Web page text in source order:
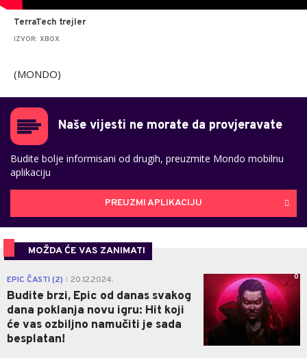
TerraTech trejler
IZVOR: XBOX
(MONDO)
Naše vijesti ne morate da provjeravate
Budite bolje informisani od drugih, preuzmite Mondo mobilnu
aplikaciju
PREUZMI APLIKACIJU
MOŽDA ĆE VAS ZANIMATI
EPIC ČASTI (2) 20.12.2024.
Budite brzi, Epic od danas svakog
dana poklanja novu igru: Hit koji
će vas ozbiljno namučiti je sada
besplatan!
0